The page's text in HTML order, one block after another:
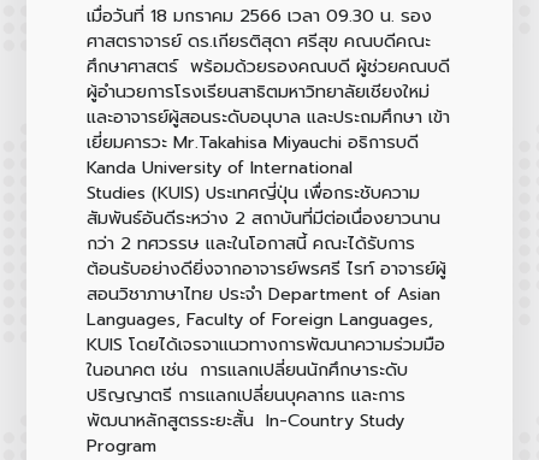
เมื่อวันที่ 18 มกราคม 2566 เวลา 09.30 น. รอง
ศาสตราจารย์ ดร.เกียรติสุดา ศรีสุข คณบดีคณะ
ศึกษาศาสตร์ พร้อมด้วยรองคณบดี ผู้ช่วยคณบดี
ผู้อำนวยการโรงเรียนสาธิตมหาวิทยาลัยเชียงใหม่
และอาจารย์ผู้สอนระดับอนุบาล และประถมศึกษา เข้า
เยี่ยมคารวะ Mr.Takahisa Miyauchi อธิการบดี
Kanda University of International
Studies (KUIS) ประเทศญี่ปุ่น เพื่อกระชับความ
สัมพันธ์อันดีระหว่าง 2 สถาบันที่มีต่อเนื่องยาวนาน
กว่า 2 ทศวรรษ และในโอกาสนี้ คณะได้รับการ
ต้อนรับอย่างดียิ่งจากอาจารย์พรศรี ไรท์ อาจารย์ผู้
สอนวิชาภาษาไทย ประจำ Department of Asian
Languages, Faculty of Foreign Languages,
KUIS โดยได้เจรจาแนวทางการพัฒนาความร่วมมือ
ในอนาคต เช่น การแลกเปลี่ยนนักศึกษาระดับ
ปริญญาตรี การแลกเปลี่ยนบุคลากร และการ
พัฒนาหลักสูตรระยะสั้น In-Country Study
Program